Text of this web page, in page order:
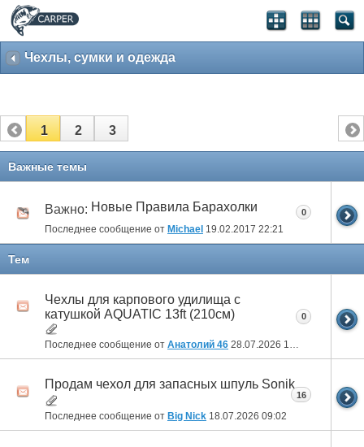
Чехлы, сумки и одежда
1 2 3
Важные темы
Важно: Новые Правила Барахолки
Последнее сообщение от Michael 19.02.2017 22:21
0
Тем
Чехлы для карпового удилища с
катушкой AQUATIC 13ft (210см)
Последнее сообщение от Анатолий 46 28.07.2026 17:56
0
Продам чехол для запасных шпуль Sonik
Последнее сообщение от Big Nick 18.07.2026 09:02
16